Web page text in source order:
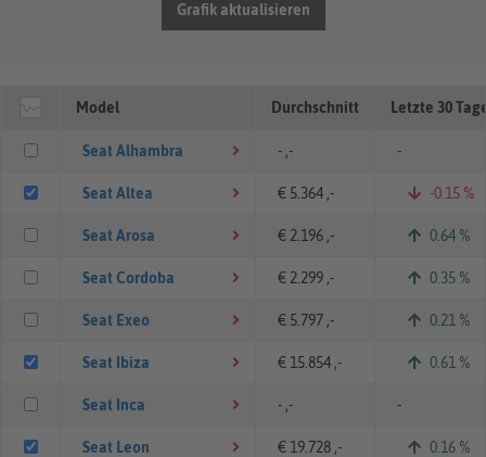
Grafik aktualisieren
Model Durchschnitt Letzte 30
Seat Alhambra - ,- -
Seat Altea € 5.364 ,- -0.15 %
Seat Arosa € 2.196 ,- 0.64 %
Seat Cordoba € 2.299 ,- 0.35 %
Seat Exeo € 5.797 ,- 0.21 %
Seat Ibiza € 15.854 ,- 0.61 %
Seat Inca - ,- -
Seat Leon € 19.728 ,- 0.16 %